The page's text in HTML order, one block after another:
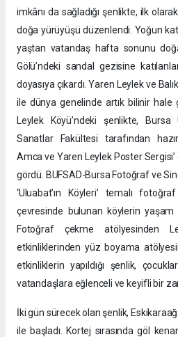
imkânı da sağladığı şenlikte, ilk
doğa yürüyüşü düzenlendi. Yoğun
yaştan vatandaş hafta sonunu
Gölü’ndeki sandal gezisine
doyasıya çıkardı. Yaren Leylek ve
ile dünya genelinde artık bilinir hale
Leylek Köyü’ndeki şenlikte, Bursa
Sanatlar Fakültesi tarafından
Amca ve Yaren Leylek Poster
gördü. BUFSAD-Bursa Fotoğraf ve
‘Uluabat’ın Köyleri’ temalı
çevresinde bulunan köylerin yaşam
Fotoğraf çekme atölyesinden
etkinliklerinden yüz boyama
etkinliklerin yapıldığı şenlik,
vatandaşlara eğlenceli ve keyifli bir
İki gün sürecek olan şenlik,
ile başladı. Kortej sırasında göl